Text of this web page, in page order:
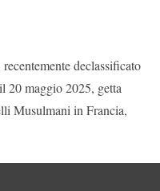
recentemente declassificato
il 20 maggio 2025, getta
Musulmani in Francia,